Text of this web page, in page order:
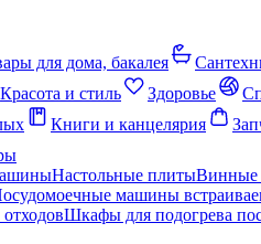
для дома, бакалея
Красота и стиль Здоровье
Книги и канцелярия
Настольные плиты
машины
Шкафы для подогрева